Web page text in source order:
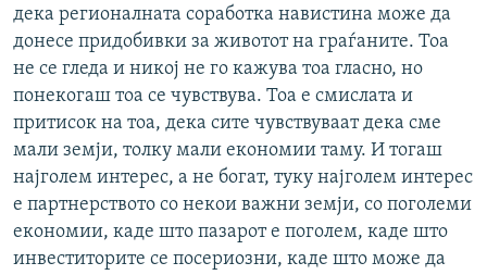
дека регионалната соработка навистина може да
донесе придобивки за животот на граѓаните. Тоа
не се гледа и никој не го кажува тоа гласно, но
понекогаш тоа се чувствува. Тоа е смислата и
притисок на тоа, дека сите чувствуваат дека сме
мали земји, толку мали економии таму. И тогаш
најголем интерес, а не богат, туку најголем интерес
е партнерството со некои важни земји, со поголеми
економии, каде што пазарот е поголем, каде што
инвеститорите се посериозни, каде што може да